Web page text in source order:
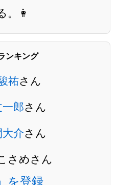
。👩
ンキング
祐さん
郎さん
介さん
さめさん
を登録